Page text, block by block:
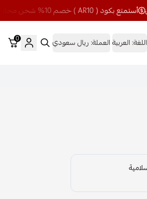
أستمتع بكود ( AR10 ) خصم 10% شحن مجاني للمشتريات فوق 350 ريال
اللغة: العربيةالعملة: ريال سعودي 0